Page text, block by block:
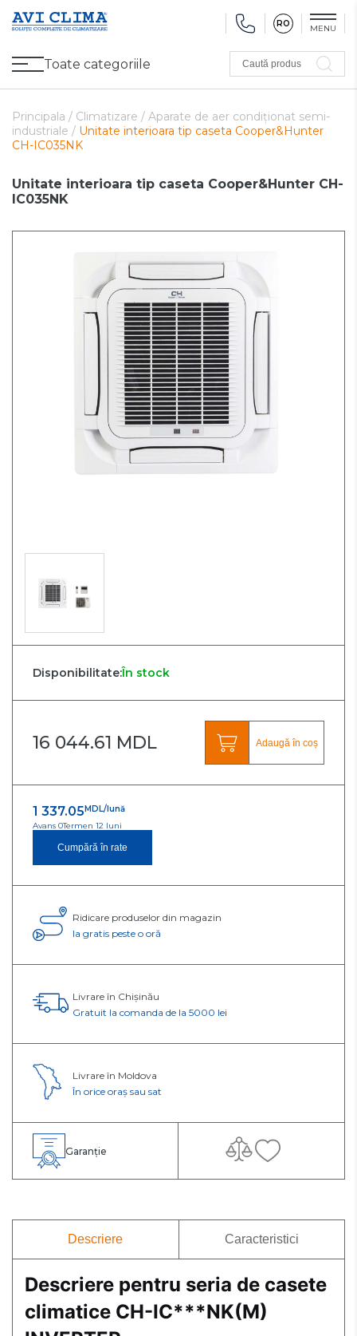
RO MENU
Toate categoriile
Climatizare
Ventilare
Caută produs
Principala / Climatizare / Aparate de aer condiționat semi-
industriale / Unitate interioara tip caseta Cooper&Hunter
CH-IC035NK
Unitate interioara tip caseta Cooper&Hunter CH-
IC035NK
Disponibilitate:În stock
16 044.61 MDL Adaugă în coș
1 337.05 MDL/lună
Avans 0Termen 12 luni
Cumpără în rate
Ridicare produselor din magazin
Ia gratis peste o oră
Livrare în Chișinău
Gratuit la comanda de la 5000 lei
Livrare în Moldova
În orice oraș sau sat
Garanție
Descriere Caracteristici
Descriere pentru seria de casete
climatice CH-IC***NK(M)